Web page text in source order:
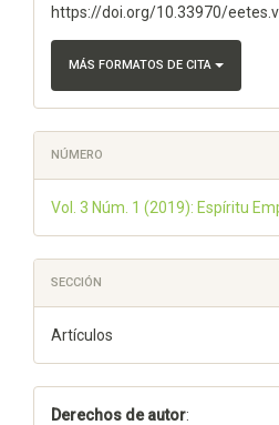
https://doi.org/10.33970/
MÁS FORMATOS DE CITA
NÚMERO
Vol. 3 Núm. 1 (2019): Espíritu
SECCIÓN
Artículos
Derechos de autor: